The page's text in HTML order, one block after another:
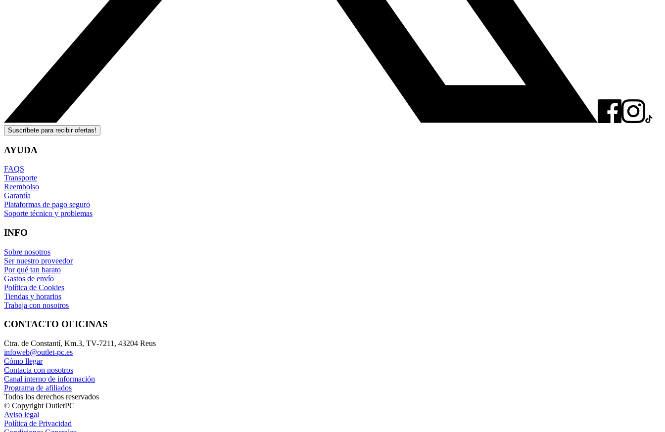
Suscríbete para recibir ofertas!
AYUDA
FAQS
Transporte
Reembolso
Garantía
Plataformas de pago seguro
Soporte técnico y problemas
INFO
Sobre nosotros
Ser nuestro proveedor
Por qué tan barato
Gastos de envío
Política de Cookies
Tiendas y horarios
Trabaja con nosotros
CONTACTO OFICINAS
Ctra. de Constantí, Km.3, TV-7211, 43204 Reus
infoweb@outlet-pc.es
Cómo llegar
Contacta con nosotros
Canal interno de información
Programa de afiliados
Todos los derechos reservados
© Copyright OutletPC
Aviso legal
Política de Privacidad